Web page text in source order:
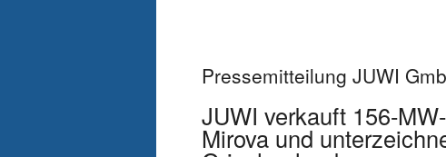
Pressemitteilung JUWI
JUWI verkauft 156-
Mirova und